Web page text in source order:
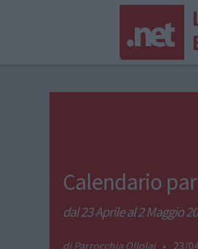
Calendario
dal 23 Aprile al 2 Maggio
Parrocchia Ollolai • 23/